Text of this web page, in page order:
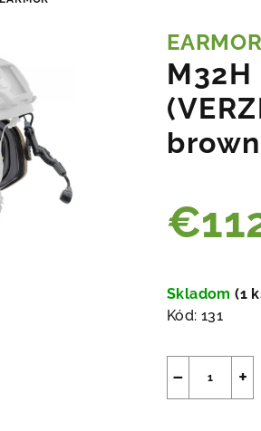
EARMOR
M32H
brown
cena:
Skladom(1
Kód: 131
+
−